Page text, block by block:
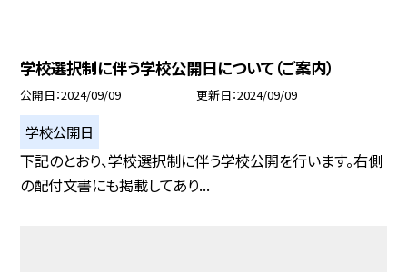
学校選択制に伴う学校公開日について（ご案内）
公開日 2024/09/09 更新日 2024/09/09
学校公開日
下記のとおり、学校選択制に伴う学校公開を行います。右側
の配付文書にも掲載してあり...